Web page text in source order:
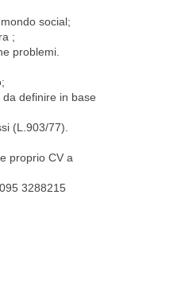
social;
;
problemi.
definire in base
(L.903/77).
proprio CV a
3288215